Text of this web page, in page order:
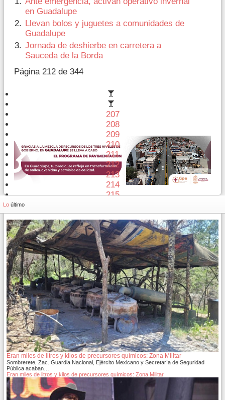
en Guadalupe
Llevan bolos y juguetes a comunidades de
Guadalupe
Jornada de deshierbe en carretera a
Sauceda de la Borda
Página 212 de 344
207
208
209
210
211
212
213
214
215
Lo último
Eran miles de litros y kilos de precursores químicos: Zona Militar
Sombrerete, Zac. Guardia Nacional, Ejército Mexicano y Secretaría de Seguridad
Pública acaban…
Eran miles de litros y kilos de precursores químicos: Zona Militar